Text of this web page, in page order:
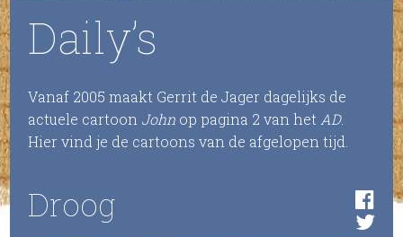
Daily’s
Vanaf 2005 maakt Gerrit de Jager dagelijks de
actuele cartoon John op pagina 2 van het AD.
Hier vind je de cartoons van de afgelopen tijd.
Droog